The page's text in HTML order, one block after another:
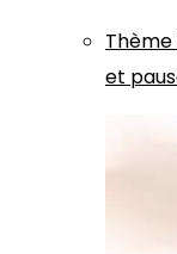
Thème
et